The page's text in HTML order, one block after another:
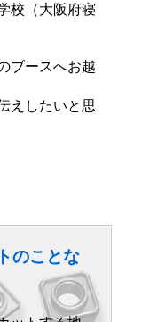
校（大阪府寝
ブースへお越
えしたいと思
のことな